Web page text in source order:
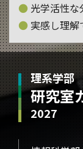
光学活性
実感し理
理系学部
研究室
2027